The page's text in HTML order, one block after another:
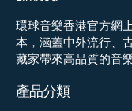
環球音樂香港官方網
本，涵蓋中外流行、
藏家帶來高品質的音
產品分類